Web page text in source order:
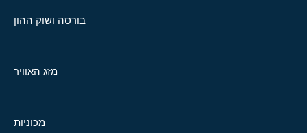
בורסה ושוק ההון
מזג האוויר
מכוניות